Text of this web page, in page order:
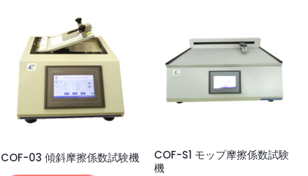
COF-03 傾斜摩擦係数試験機
COF-S1 モップ摩擦係数試験
機